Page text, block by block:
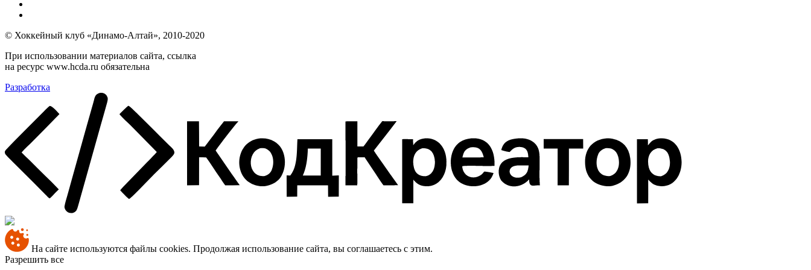
© Хоккейный клуб «Динамо-Алтай», 2010-2020
При использовании материалов сайта, ссылка
на ресурс www.hcda.ru обязательна
Разработка
На сайте используются файлы cookies. Продолжая использование сайта, вы соглашаетесь с этим.
Разрешить все